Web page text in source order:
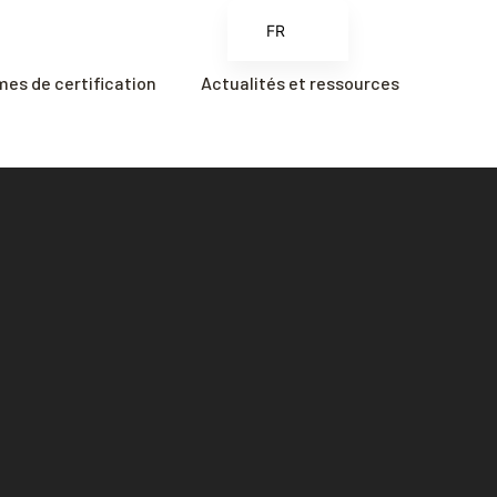
de certification Actualités et ressources
FR